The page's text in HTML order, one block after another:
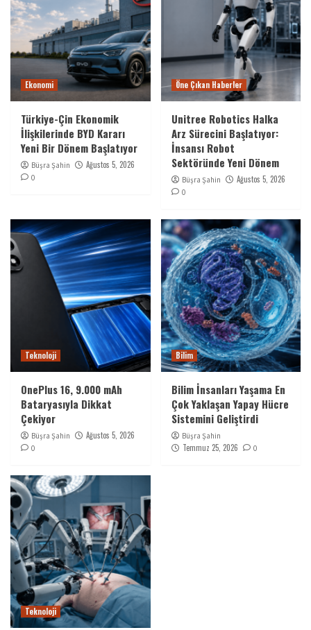
Ekonomi
Türkiye-Çin Ekonomik
İlişkilerinde BYD Kararı
Yeni Bir Dönem Başlatıyor
Büşra Şahin Ağustos 5, 2026
0
Öne Çıkan Haberler
Unitree Robotics Halka
Arz Sürecini Başlatıyor:
İnsansı Robot
Sektöründe Yeni Dönem
Büşra Şahin Ağustos 5, 2026
0
Teknoloji
OnePlus 16, 9.000 mAh
Bataryasıyla Dikkat
Çekiyor
Büşra Şahin Ağustos 5, 2026
0
Bilim
Bilim İnsanları Yaşama En
Çok Yaklaşan Yapay Hücre
Sistemini Geliştirdi
Büşra Şahin
Temmuz 25, 2026 0
Teknoloji